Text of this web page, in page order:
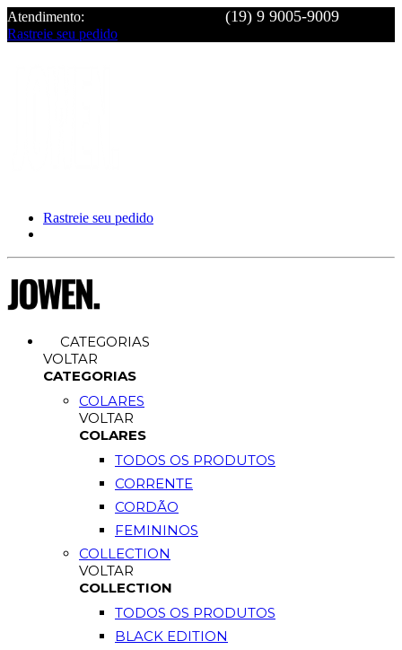
Atendimento:
Rastreie seu pedido
Rastreie seu pedido
CATEGORIAS
VOLTAR
CATEGORIAS
COLARES
VOLTAR
COLARES
TODOS OS PRODUTOS
CORRENTE
CORDÃO
FEMININOS
COLLECTION
VOLTAR
COLLECTION
TODOS OS PRODUTOS
BLACK EDITION